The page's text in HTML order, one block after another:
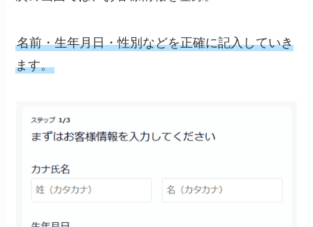
名前・生年月日・性別などを正確に記入していき
ます。